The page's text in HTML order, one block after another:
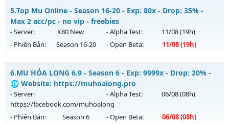
Antihack: Yes
MU HỎA LONG 6.9 - 🌍 Website: https://muhoalong.pro
Mu mới ra tháng 08 2026 - Mở máy chủ
https://facebook.com/muhoalongvào 08h ngày
02/08/2626
Kiểu reset: Non Reset
Thể loại: Mu Nguyên bản Webzen
Antihack: XShield
5.Top Mu Online - Season 16-20 - Exp: 80x - Drop: 35% -
Max 2 acc/pc - no vip - freebies
- Server: X80 New - Alpha Test: 11/08(19h)
- Phiên Bản:
Season 16-20 - Open Beta: 11/08(19h)
Top Mu Online - Max 2 acc/pc - no vip - freebies
Mu mới ra tháng 08 2026 - Mở máy chủ
ngày 11/08/2626
Exp: 80x - Drop: 35%
6.MU HỎA LONG 6.9 - Season 6 - Exp: 9999x - Drop: 20% -
🌐 Website: https://muhoalong.pro
- Server:
https://facebook.com/muhoalong
- Alpha Test: 06/08(08h)
- Phiên Bản: Season 6 - Open Beta: 06/08(08h)